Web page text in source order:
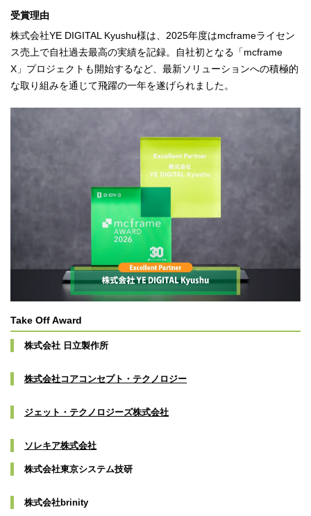
受賞理由
株式会社YE DIGITAL Kyushu様は、2025年度はmcframeライセン
ス売上で自社過去最高の実績を記録。自社初となる「mcframe
X」プロジェクトも開始するなど、最新ソリューションへの積極的
な取り組みを通じて飛躍の一年を遂げられました。
Take Off Award
株式会社 日立製作所
株式会社コアコンセプト・テクノロジー
ジェット・テクノロジーズ株式会社
ソレキア株式会社
株式会社東京システム技研
株式会社brinity